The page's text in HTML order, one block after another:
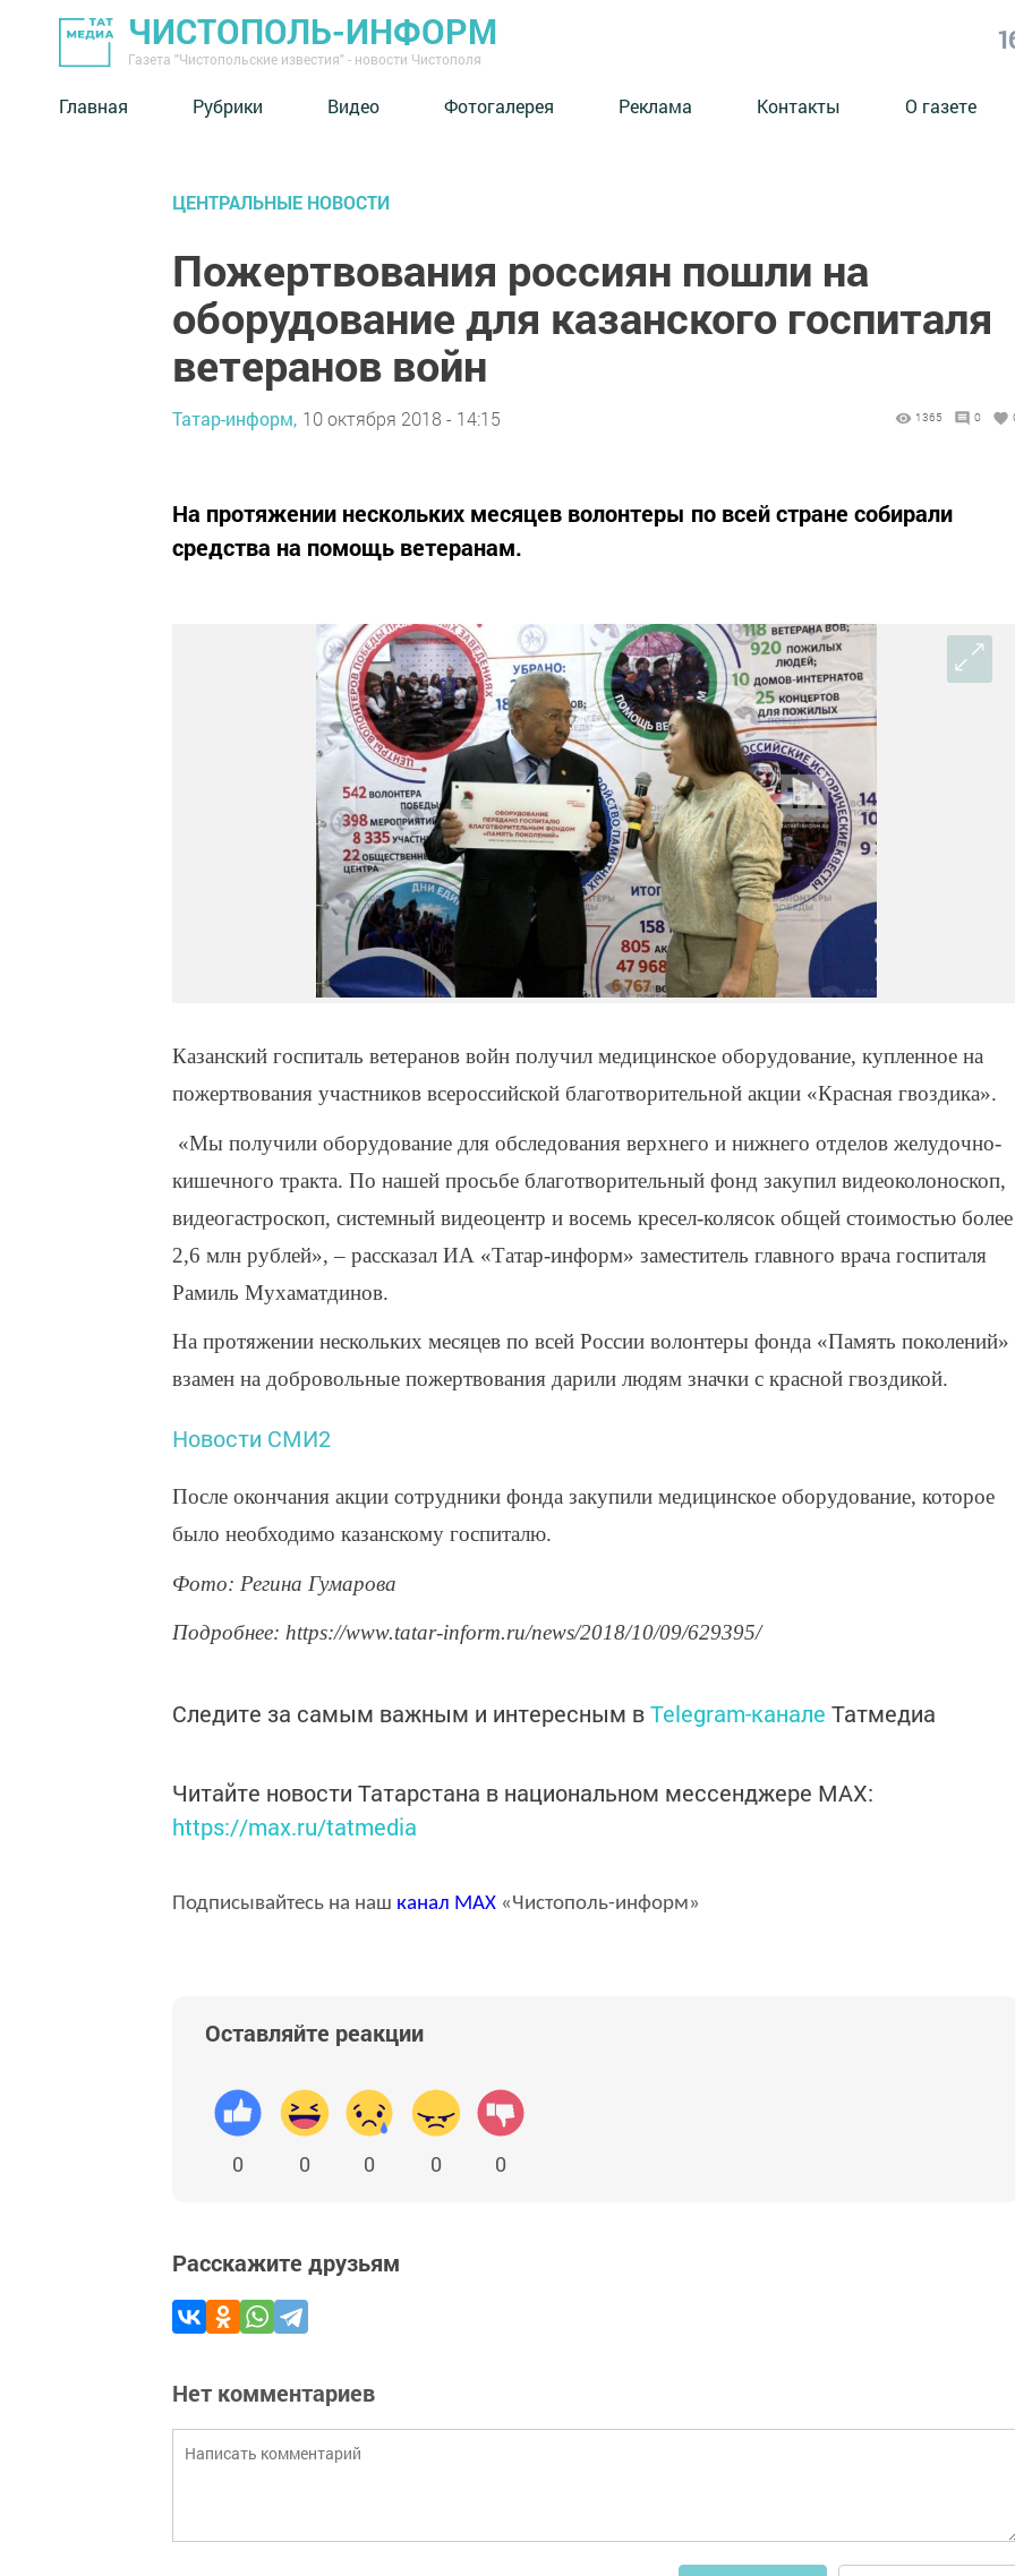
ЧИСТОПОЛЬ-ИНФОРМ
Газета "Чистопольские известия" - новости Чистополя
Главная Рубрики Видео Фотогалерея Реклама Контакты О газете
ЦЕНТРАЛЬНЫЕ НОВОСТИ
Пожертвования россиян пошли на
оборудование для казанского госпиталя
ветеранов войн
Татар-информ, 10 октября 2018 - 14:15 1365 0
На протяжении нескольких месяцев волонтеры по всей стране собирали
средства на помощь ветеранам.
Казанский госпиталь ветеранов войн получил медицинское оборудование, купленное на
пожертвования участников всероссийской благотворительной акции «Красная гвоздика».
«Мы получили оборудование для обследования верхнего и нижнего отделов желудочно-
кишечного тракта. По нашей просьбе благотворительный фонд закупил видеоколоноскоп,
видеогастроскоп, системный видеоцентр и восемь кресел-колясок общей стоимостью более
2,6 млн рублей», – рассказал ИА «Татар-информ» заместитель главного врача госпиталя
Рамиль Мухаматдинов.
На протяжении нескольких месяцев по всей России волонтеры фонда «Память поколений»
взамен на добровольные пожертвования дарили людям значки с красной гвоздикой.
Новости СМИ2
После окончания акции сотрудники фонда закупили медицинское оборудование, которое
было необходимо казанскому госпиталю.
Фото: Регина Гумарова
Подробнее: https://www.tatar-inform.ru/news/2018/10/09/629395/
Следите за самым важным и интересным вTelegram-канале Татмедиа
Читайте новости Татарстана в национальном мессенджере MАХ:
https://max.ru/tatmedia
Подписывайтесь на наш канал MAX «Чистополь-информ»
Оставляйте реакции
0 0 0 0 0
Расскажите друзьям
Нет комментариев